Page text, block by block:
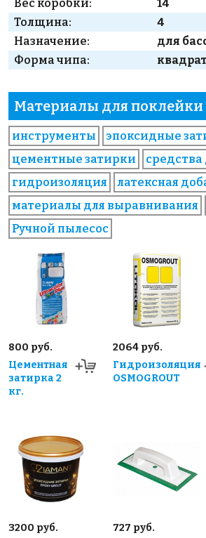
Вес коробки:
14
Толщина:
4
Назначение:
для
Форма чипа:
Материалы для поклейки
инструменты эпоксидные
цементные затирки
средства
гидроизоляция
латексная
материалы для выравнивания
Ручной пылесос
800 руб.
Цементная
затирка 2
кг.
2064 руб.
Гидроизоляция
OSMOGROUT
3200 руб.
727 руб.